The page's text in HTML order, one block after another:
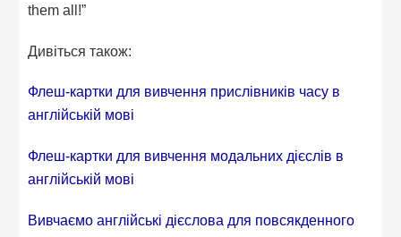
them all!”
Дивіться також:
Флеш-картки для вивчення прислівників часу в
англійській мові
Флеш-картки для вивчення модальних дієслів в
англійській мові
Вивчаємо англійські дієслова для повсякденного